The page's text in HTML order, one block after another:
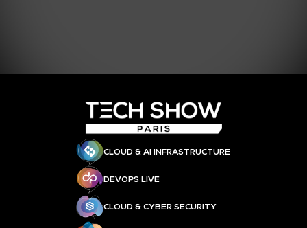
CLOUD & AI INFRASTRUCTURE
DEVOPS LIVE
CLOUD & CYBER SECURITY